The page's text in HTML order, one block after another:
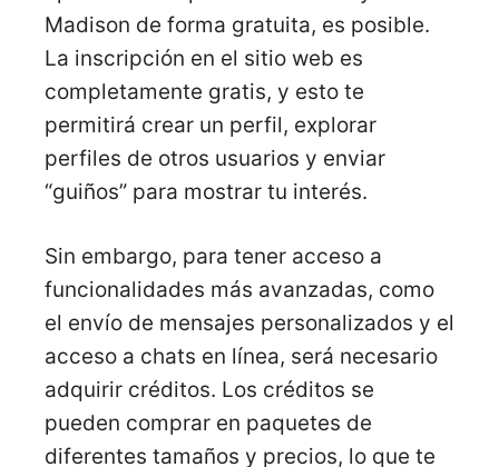
Madison de forma gratuita, es posible.
La inscripción en el sitio web es
completamente gratis, y esto te
permitirá crear un perfil, explorar
perfiles de otros usuarios y enviar
“guiños” para mostrar tu interés.
Sin embargo, para tener acceso a
funcionalidades más avanzadas, como
el envío de mensajes personalizados y el
acceso a chats en línea, será necesario
adquirir créditos. Los créditos se
pueden comprar en paquetes de
diferentes tamaños y precios, lo que te